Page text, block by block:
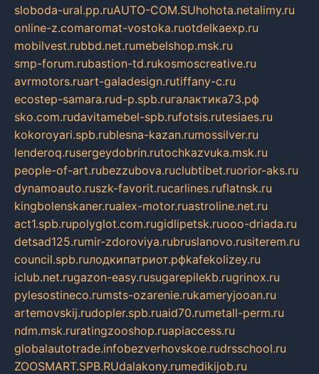
sloboda-ural.pp.ruAUTO-COM.SUhohota.netalimy.ru
online-z.comaromat-vostoka.ruotdelkaexp.ru
mobilvest.rubbd.net.rumebelshop.msk.ru
smp-forum.rubastion-td.rukosmoscreative.ru
avrmotors.ruart-galadesign.rutiffany-c.ru
ecostep-samara.rud-p.spb.ruгалактика73.рф
sko.com.rudavitamebel-spb.rufotsis.rutesiaes.ru
kokoroyari.spb.rublesna-kazan.rumossilver.ru
lenderoq.rusergeydobrin.rutochkazvuka.msk.ru
people-of-art.rubezzubova.ruclubtibet.ruorior-aks.ru
dynamoauto.ruszk-favorit.rucarlines.ruflatnsk.ru
kingbolenskaner.rualex-motor.ruastroline.net.ru
act1.spb.rupolyglot.com.rugidlipetsk.ruooo-driada.ru
detsad125.rumir-zdoroviya.rubruslanovo.rusiterem.ru
council.spb.ruлодкипатриот.рфkafekolizey.ru
iclub.net.rugazon-easy.rusugarepilekb.rugrinox.ru
pylesostineco.rumsts-ozarenie.rukameryjooan.ru
artemovskij.rudopler.spb.ruaid70.rumetall-perm.ru
ndm.msk.ruratingzooshop.ruapiaccess.ru
globalautotrade.infobezverhovskoe.rudrsschool.ru
ZOOSMART.SPB.RUdalakony.rumedikijob.ru